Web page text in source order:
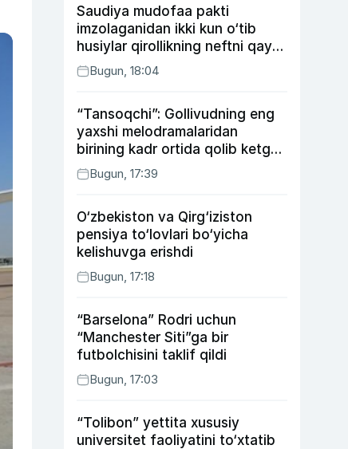
Saudiya mudofaa pakti
imzolaganidan ikki kun o‘tib
husiylar qirollikning neftni qayta
ishlash zavodiga hujum qildi
Bugun, 18:04
“Tansoqchi”: Gollivudning eng
yaxshi melodramalaridan
birining kadr ortida qolib ketgan
voqealari
Bugun, 17:39
O‘zbekiston va Qirg‘iziston
pensiya to‘lovlari bo‘yicha
kelishuvga erishdi
Bugun, 17:18
“Barselona” Rodri uchun
“Manchester Siti”ga bir
futbolchisini taklif qildi
Bugun, 17:03
“Tolibon” yettita xususiy
universitet faoliyatini to‘xtatib